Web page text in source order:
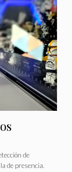
de
de presencia.